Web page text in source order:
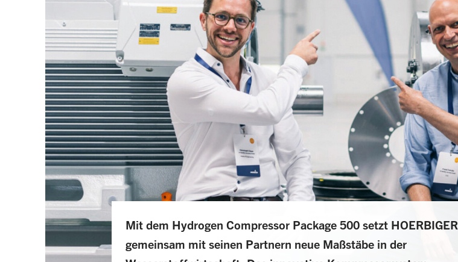
Mit dem Hydrogen Compressor Package 500 setzt HOERBIGER
gemeinsam mit seinen Partnern neue Maßstäbe in der